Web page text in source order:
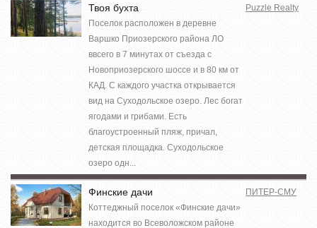
Твоя бухта
Поселок расположен в деревне
Варшко Приозерского района ЛО
ввсего в 7 минутах от съезда с
Новоприозерского шоссе и в 80 км от
КАД. С каждого участка открывается
вид на Суходольское озеро. Лес богат
ягодами и грибами. Есть
благоустроенный пляж, причал,
детская площадка. Суходольское
озеро одн...
Puzzle Realty
Финские дачи
Коттеджный поселок «Финские дачи»
находится во Всеволожском районе
ПИТЕР-СМУ